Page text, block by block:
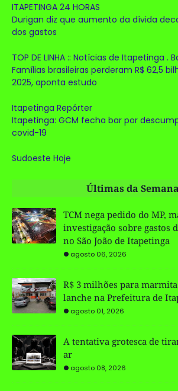
ITAPETINGA 24 HORAS
Durigan diz que aumento da dívida
dos gastos
TOP DE LINHA :: Notícias de Itapetinga .
Famílias brasileiras perderam R$ 62,5
2025, aponta estudo
Itapetinga Repórter
Itapetinga: GCM fecha bar por
covid-19
Sudoeste Hoje
Últimas da Semana
TCM nega pedido do MP,
investigação sobre gastos
no São João de Itapetinga
agosto 06, 2026
R$ 3 milhões para
lanche na Prefeitura de
agosto 01, 2026
A tentativa grotesca de
ar
agosto 08, 2026